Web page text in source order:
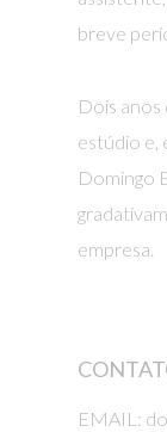
breve
Dois anos
estúdio e,
Domingo
empresa.
EMAIL: